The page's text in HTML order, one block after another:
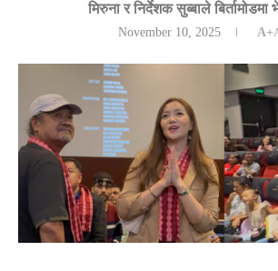
मिरुना र निर्देशक सुब्बाले बिर्तामोडमा
November 10, 2025 A+